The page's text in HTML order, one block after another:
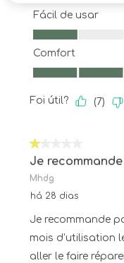
Fácil de usar
Fácil de usar, 1.0
Comfort
Comfort, 3.0 em 5
Foi útil? (7)
1 em 5 estrelas.
Je
Mhdg
há 28 dias
Je recommande
mois d’utilisation
aller le faire